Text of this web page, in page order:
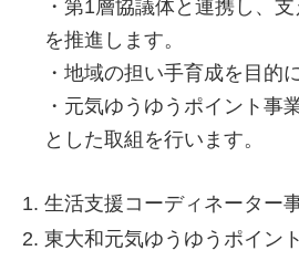
・第1層協議体と連携し、
を推進します。
・地域の担い手育成を目的
・元気ゆうゆうポイント事
とした取組を行います。
生活支援コーディネーター
東大和元気ゆうゆうポイン